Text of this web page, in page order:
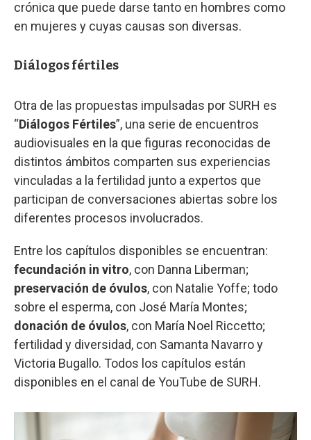
crónica que puede darse tanto en hombres como
en mujeres y cuyas causas son diversas.
Diálogos fértiles
Otra de las propuestas impulsadas por SURH es
“Diálogos Fértiles”, una serie de encuentros
audiovisuales en la que figuras reconocidas de
distintos ámbitos comparten sus experiencias
vinculadas a la fertilidad junto a expertos que
participan de conversaciones abiertas sobre los
diferentes procesos involucrados.
Entre los capítulos disponibles se encuentran:
fecundación in vitro, con Danna Liberman;
preservación de óvulos, con Natalie Yoffe; todo
sobre el esperma, con José María Montes;
donación de óvulos, con María Noel Riccetto;
fertilidad y diversidad, con Samanta Navarro y
Victoria Bugallo. Todos los capítulos están
disponibles en el canal de YouTube de SURH.